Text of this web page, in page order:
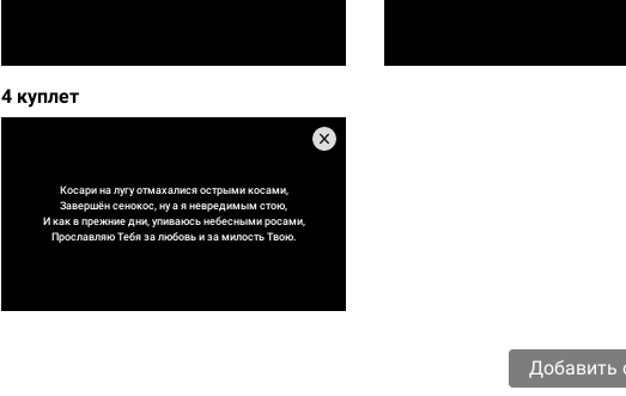
4 куплет
Косари на лугу отмахалися острыми косами,
Завершён сенокос, ну а я невредимым стою,
И как в прежние дни, упиваюсь небесными росами,
Прославляю Тебя за любовь и за милость Твою.